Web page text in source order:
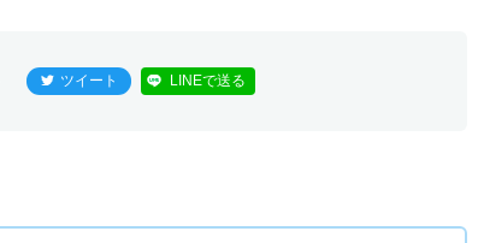
ツイート LINEで送る